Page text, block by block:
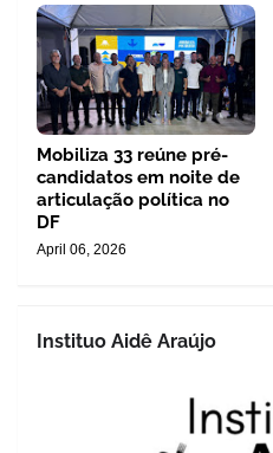
Mobiliza 33 reúne pré-
candidatos em noite de
articulação política no
DF
April 06, 2026
Instituo Aidê Araújo